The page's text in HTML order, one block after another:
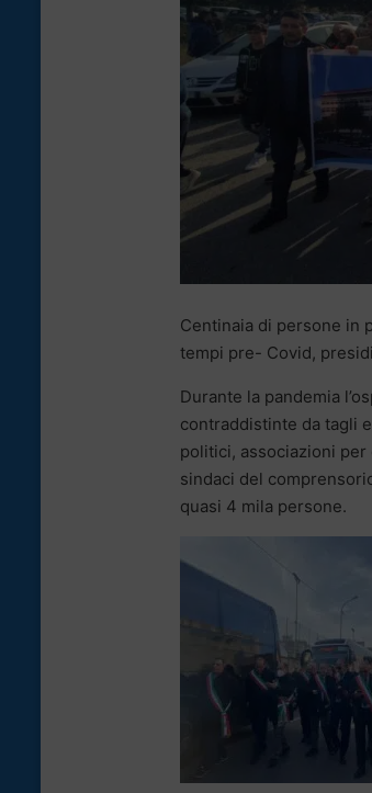
Centinaia di persone in
tempi pre- Covid,
Durante la pandemia
contraddistinte da tagli
politici, associazioni per
sindaci del
quasi 4 mila persone.